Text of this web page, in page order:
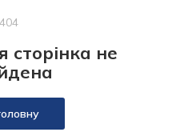
404
сторінка не